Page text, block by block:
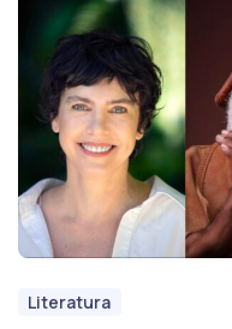
Literatura